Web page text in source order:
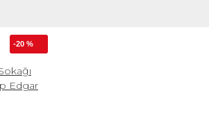
-20 %
Edgar